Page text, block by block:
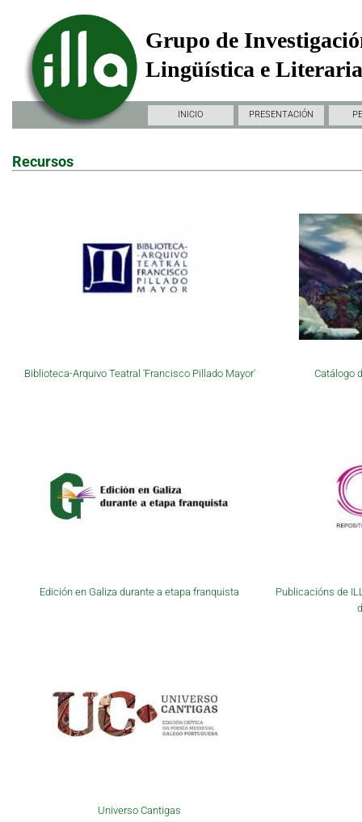
Grupo de
Lingüística e
INICIO PRESENTACIÓN
Recursos
Biblioteca-Arquivo Teatral 'Francisco Pillado Mayor' Catálogo
Edición en Galiza durante a etapa franquista
Publicacións de
Universo Cantigas